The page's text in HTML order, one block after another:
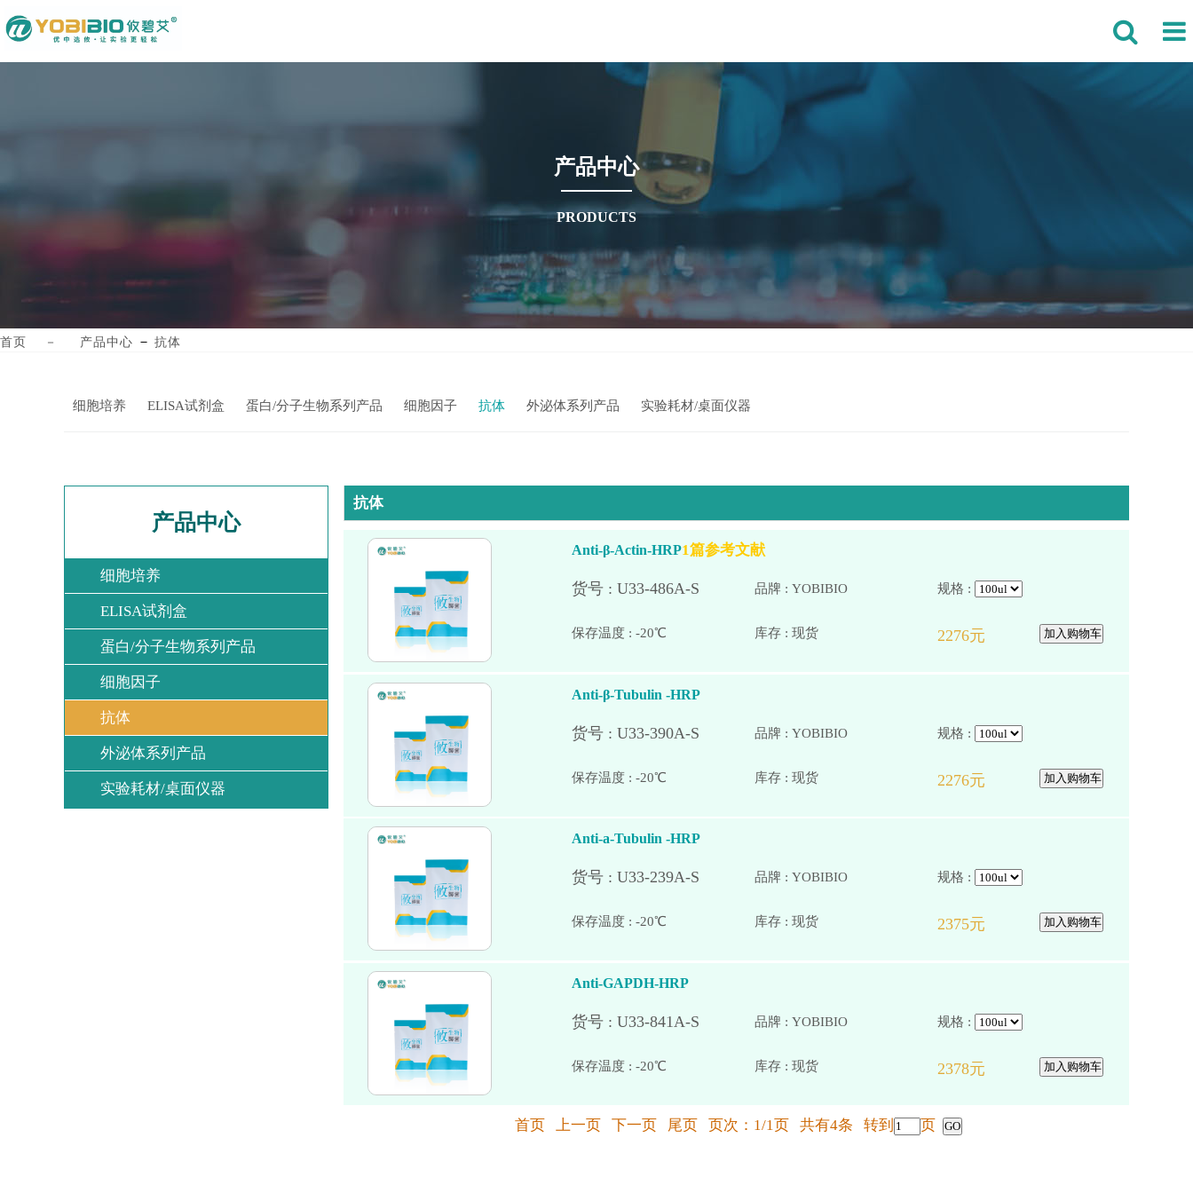
产品中心
PRODUCTS
首页 － 产品中心 － 抗体
细胞培养 ELISA试剂盒 蛋白/分子生物系列产品 细胞因子 抗体 外泌体系列产品 实验耗材/桌面仪器
产品中心
细胞培养
ELISA试剂盒
蛋白/分子生物系列产品
细胞因子
抗体
外泌体系列产品
实验耗材/桌面仪器
抗体
Anti-β-Actin-HRP1篇参考文献
品牌 : YOBIBIO 规格 :
保存温度 : -20℃
Anti-β-Tubulin -HRP
品牌 : YOBIBIO 规格 :
保存温度 : -20℃
Anti-a-Tubulin -HRP
品牌 : YOBIBIO 规格 :
保存温度 : -20℃
Anti-GAPDH-HRP
品牌 : YOBIBIO 规格 :
保存温度 : -20℃
首页 上一页 下一页 尾页 页次：1/1页 共有4条 转到 页